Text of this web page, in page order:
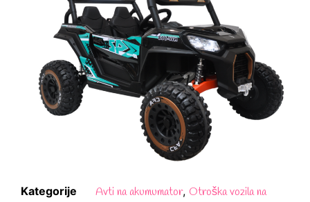
Kategorije Avti na akumumator, Otroška vozila na